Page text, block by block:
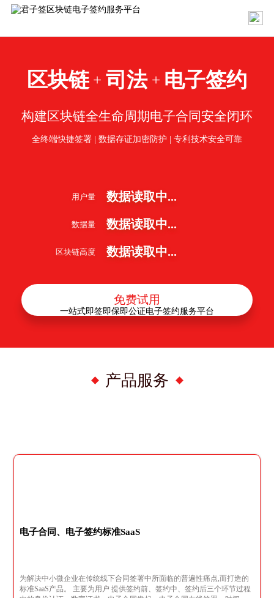
区块链 + 司法 + 电子签约
构建区块链全生命周期电子合同安全闭环
全终端快捷签署 | 数据存证加密防护 | 专利技术安全可靠
用户量 数据读取中...
数据量 数据读取中...
区块链高度 数据读取中...
免费试用
产品服务
一站式即签即保即公证电子签约服务平台
电子合同、电子签约标准SaaS
为解决中小微企业在传统线下合同签署中所面临的普遍性痛点,而打造的
标准SaaS产品。 主要为用户 提供签约前、签约中、签约后三个环节过程